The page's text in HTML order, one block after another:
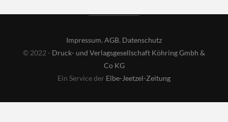
Impressum, AGB, Datenschutz
© 2022 - Druck- und Verlagsgesellschaft Köhring Gmbh &
Co KG
Ein Service der Elbe-Jeetzel-Zeitung